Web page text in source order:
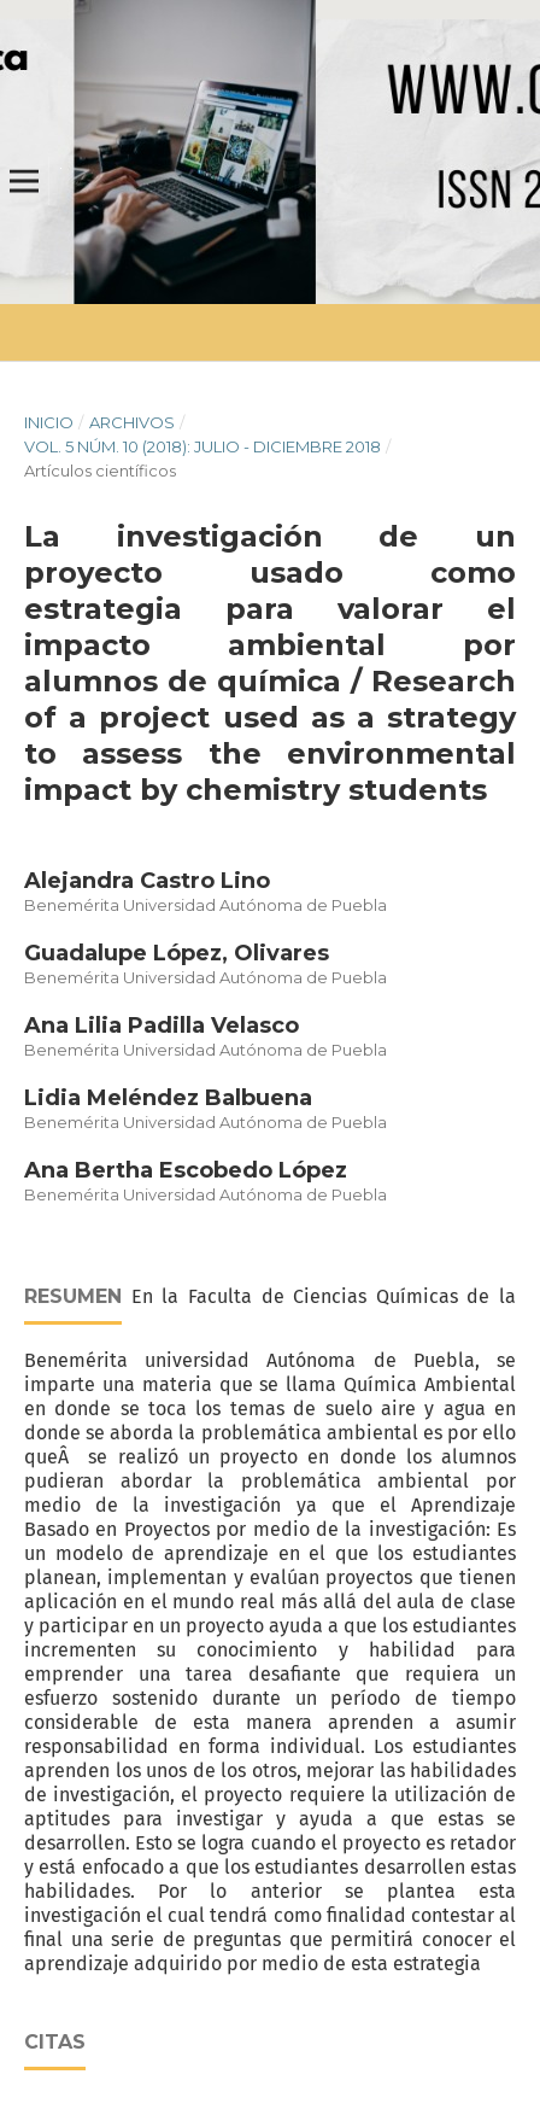
INICIO / ARCHIVOS /
VOL. 5 NÚM. 10 (2018): JULIO - DICIEMBRE 2018 /
Artículos científicos
La investigación de un
proyecto usado como
estrategia para valorar el
impacto ambiental por
alumnos de química / Research
of a project used as a strategy
to assess the environmental
impact by chemistry students
Alejandra Castro Lino
Benemérita Universidad Autónoma de Puebla
Guadalupe López, Olivares
Benemérita Universidad Autónoma de Puebla
Ana Lilia Padilla Velasco
Benemérita Universidad Autónoma de Puebla
Lidia Meléndez Balbuena
Benemérita Universidad Autónoma de Puebla
Ana Bertha Escobedo López
Benemérita Universidad Autónoma de Puebla
RESUMEN En la Faculta de Ciencias Químicas de la
Benemérita universidad Autónoma de Puebla, se
imparte una materia que se llama Química Ambiental
en donde se toca los temas de suelo aire y agua en
donde se aborda la problemática ambiental es por ello
queÂ se realizó un proyecto en donde los alumnos
pudieran abordar la problemática ambiental por
medio de la investigación ya que el Aprendizaje
Basado en Proyectos por medio de la investigación: Es
un modelo de aprendizaje en el que los estudiantes
planean, implementan y evalúan proyectos que tienen
aplicación en el mundo real más allá del aula de clase
y participar en un proyecto ayuda a que los estudiantes
incrementen su conocimiento y habilidad para
emprender una tarea desafiante que requiera un
esfuerzo sostenido durante un período de tiempo
considerable de esta manera aprenden a asumir
responsabilidad en forma individual. Los estudiantes
aprenden los unos de los otros, mejorar las habilidades
de investigación, el proyecto requiere la utilización de
aptitudes para investigar y ayuda a que estas se
desarrollen. Esto se logra cuando el proyecto es retador
y está enfocado a que los estudiantes desarrollen estas
habilidades. Por lo anterior se plantea esta
investigación el cual tendrá como finalidad contestar al
final una serie de preguntas que permitirá conocer el
aprendizaje adquirido por medio de esta estrategia
CITAS